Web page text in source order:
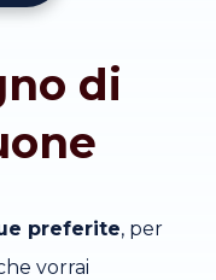
di
preferite, per
vorrai